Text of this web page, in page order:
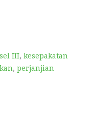
III, kesepakatan
, perjanjian